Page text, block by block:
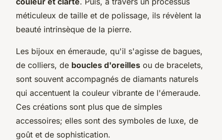
méticuleux de taille et de polissage, ils révèlent la
beauté intrinsèque de la pierre.
Les bijoux en émeraude, qu'il s'agisse de bagues,
de colliers, de boucles d'oreilles ou de bracelets,
sont souvent accompagnés de diamants naturels
qui accentuent la couleur vibrante de l'émeraude.
Ces créations sont plus que de simples
accessoires; elles sont des symboles de luxe, de
goût et de sophistication.